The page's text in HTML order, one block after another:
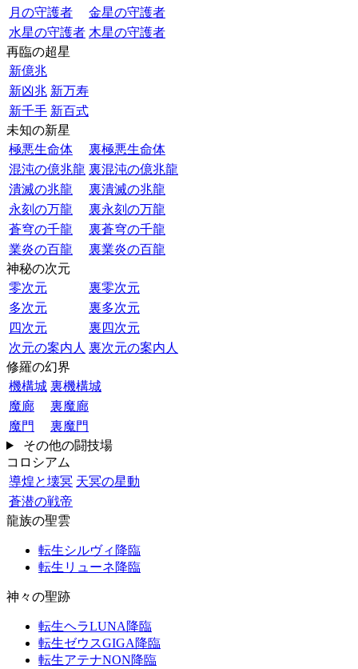
月の守護者
金星の守護者
水星の守護者 木星の守護者
再臨の超星
新億兆
新凶兆 新万寿
新千手 新百式
未知の新星
極悪生命体
裏極悪生命体
混沌の億兆龍 裏混沌の億兆龍
潰滅の兆龍
裏潰滅の兆龍
永刻の万龍
裏永刻の万龍
蒼穹の千龍
裏蒼穹の千龍
業炎の百龍
裏業炎の百龍
神秘の次元
零次元
裏零次元
多次元
裏多次元
四次元
裏四次元
次元の案内人 裏次元の案内人
修羅の幻界
機構城 裏機構城
魔廊
裏魔廊
魔門
裏魔門
その他の闘技場
コロシアム
導煌と壊冥 天冥の星動
蒼潜の戦帝
龍族の聖雲
転生シルヴィ降臨
転生リューネ降臨
神々の聖跡
転生ヘラLUNA降臨
転生ゼウスGIGA降臨
転生アテナNON降臨